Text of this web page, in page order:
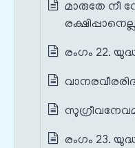
മാരുതേ നീ
രംഗം 22.
രംഗം 23.